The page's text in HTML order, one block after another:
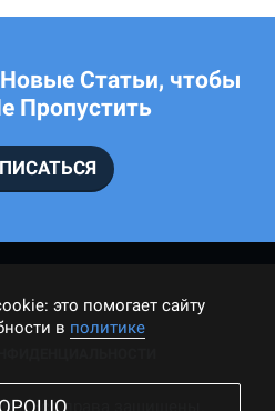
Статьи, чтобы
Пропустить
Все права защищены.
это помогает сайту
в политике